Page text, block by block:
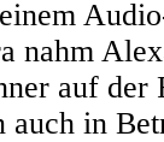
nahm
auf der
auch in